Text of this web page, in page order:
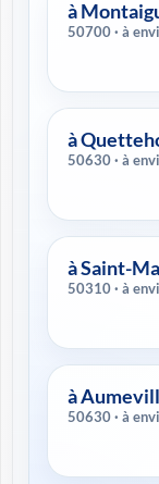
à
50700 ·
à
50630 ·
à Saint-
50310 ·
à
50630 ·